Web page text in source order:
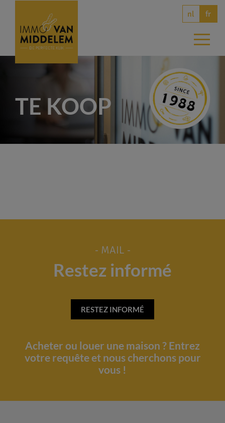
nl fr
TE KOOP
- MAIL -
Restez informé
RESTEZ INFORMÉ
Acheter ou louer une maison ? Entrez
votre requête et nous cherchons pour
vous !